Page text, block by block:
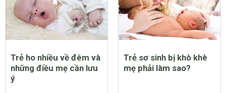
Trẻ ho nhiều về đêm và
những điều mẹ cần lưu
ý
Trẻ sơ sinh bị khò khè
mẹ phải làm sao?